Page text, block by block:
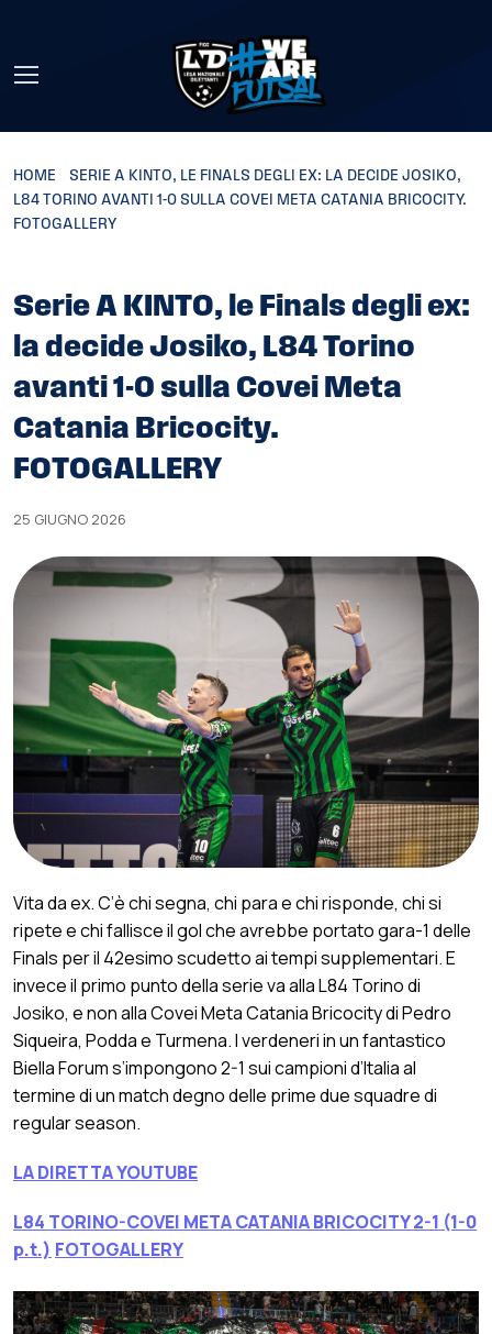
HOME
SERIE A KINTO, LE FINALS DEGLI EX: LA DECIDE JOSIKO,
L84 TORINO AVANTI 1-0 SULLA COVEI META CATANIA BRICOCITY.
FOTOGALLERY
Serie A KINTO, le Finals degli ex:
la decide Josiko, L84 Torino
avanti 1-0 sulla Covei Meta
Catania Bricocity.
FOTOGALLERY
25 GIUGNO 2026
Vita da ex. C’è chi segna, chi para e chi risponde, chi si
ripete e chi fallisce il gol che avrebbe portato gara-1 delle
Finals per il 42esimo scudetto ai tempi supplementari. E
invece il primo punto della serie va alla L84 Torino di
Josiko, e non alla Covei Meta Catania Bricocity di Pedro
Siqueira, Podda e Turmena. I verdeneri in un fantastico
Biella Forum s’impongono 2-1 sui campioni d’Italia al
termine di un match degno delle prime due squadre di
regular season.
LA DIRETTA YOUTUBE
L84 TORINO-COVEI META CATANIA BRICOCITY 2-1 (1-0
p.t.) FOTOGALLERY